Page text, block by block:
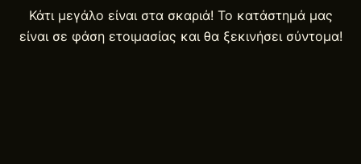
Κάτι μεγάλο είναι στα σκαριά! Το κατάστημά μας
είναι σε φάση ετοιμασίας και θα ξεκινήσει σύντομα!